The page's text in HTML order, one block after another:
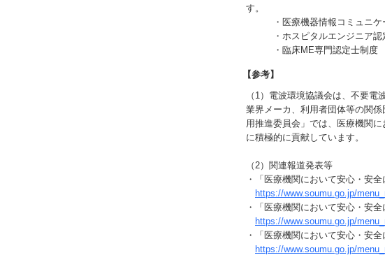
す。
・医療機器情報コミュニケ
・ホスピタルエンジニア認定
・臨床ME専門認定士制度
【参考】
（1）電波環境協議会は、不要電
業界メーカ、利用者団体等の関
用推進委員会」では、医療機関
に積極的に貢献しています。
（2）関連報道発表等
・「医療機関において安心・安
https://www.soumu.go.jp/
・「医療機関において安心・安
https://www.soumu.go.jp/
・「医療機関において安心・安
https://www.soumu.go.jp/